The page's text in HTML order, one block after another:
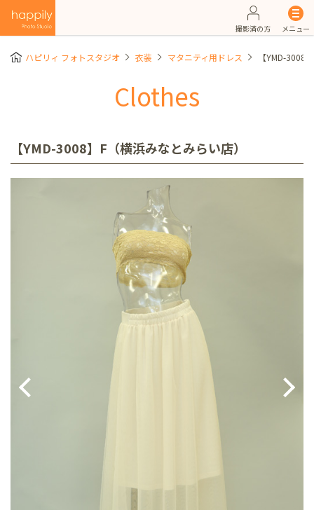
撮影済の方 メニュー
ハピリィ フォトスタジオ 衣装 マタニティ用ドレス 【YMD-3008
Clothes
【YMD-3008】F（横浜みなとみらい店）